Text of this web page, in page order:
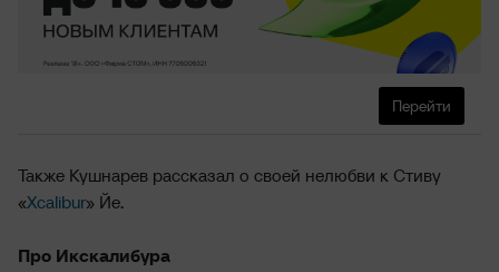
Перейти
Также Кушнарев рассказал о своей нелюбви к Стиву
«Xcalibur» Йе.
Про Икскалибура